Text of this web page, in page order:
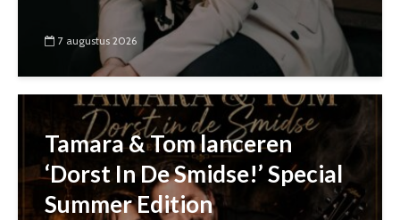
7 augustus 2026
Tamara & Tom lanceren
‘Dorst In De Smidse!’ Special
Summer Edition